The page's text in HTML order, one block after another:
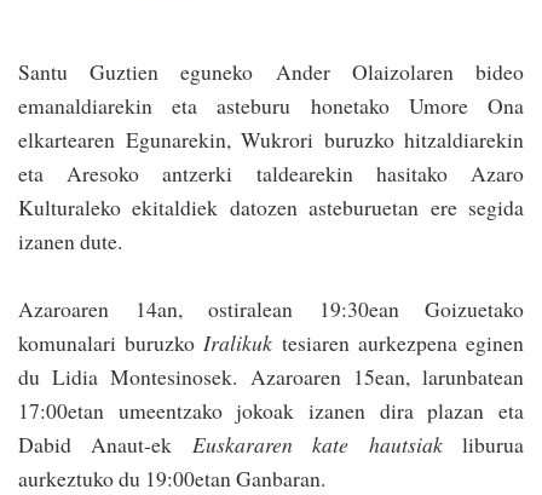
Santu Guztien eguneko Ander Olaizolaren bideo
emanaldiarekin eta asteburu honetako Umore Ona
elkartearen Egunarekin, Wukrori buruzko hitzaldiarekin
eta Aresoko antzerki taldearekin hasitako Azaro
Kulturaleko ekitaldiek datozen asteburuetan ere segida
izanen dute.
Azaroaren 14an, ostiralean 19:30ean Goizuetako
komunalari buruzkoIralikuk tesiaren aurkezpena eginen
du Lidia Montesinosek. Azaroaren 15ean, larunbatean
17:00etan umeentzako jokoak izanen dira plazan eta
Dabid Anaut-ek Euskararen kate hautsiakliburua
aurkeztuko du 19:00e­tan Ganbaran.